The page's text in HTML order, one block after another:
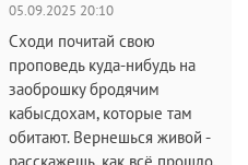
05.09.2025 20:10
Сходи почитай свою
проповедь куда-нибудь на
заоброшку бродячим
кабысдохам, которые там
обитают. Вернешься живой -